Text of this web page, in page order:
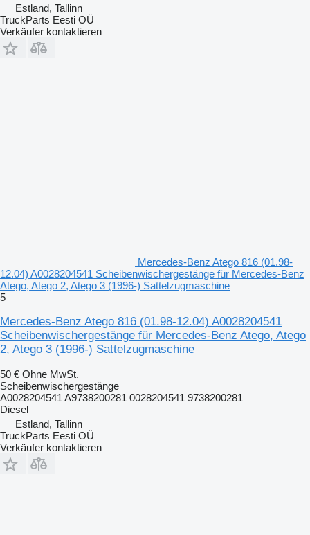
Estland, Tallinn
TruckParts Eesti OÜ
Verkäufer kontaktieren
Mercedes-Benz Atego 816 (01.98-
12.04) A0028204541 Scheibenwischergestänge für Mercedes-Benz
Atego, Atego 2, Atego 3 (1996-) Sattelzugmaschine
5
Mercedes-Benz Atego 816 (01.98-12.04) A0028204541
Scheibenwischergestänge für Mercedes-Benz Atego, Atego
2, Atego 3 (1996-) Sattelzugmaschine
50 € Ohne MwSt.
Scheibenwischergestänge
A0028204541 A9738200281 0028204541 9738200281
Diesel
Estland, Tallinn
TruckParts Eesti OÜ
Verkäufer kontaktieren